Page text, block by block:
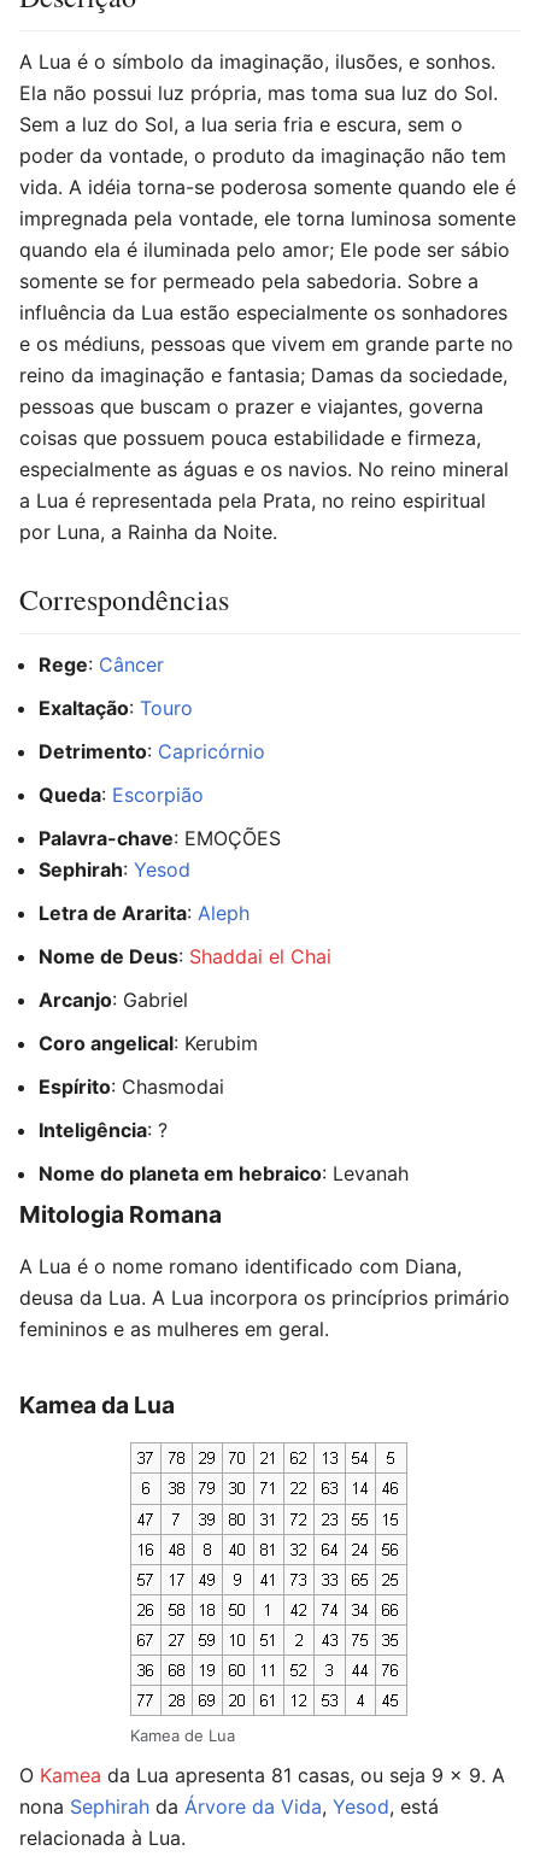
A Lua é o símbolo da imaginação, ilusões, e sonhos.
Ela não possui luz própria, mas toma sua luz do Sol.
Sem a luz do Sol, a lua seria fria e escura, sem o
poder da vontade, o produto da imaginação não tem
vida. A idéia torna-se poderosa somente quando ele é
impregnada pela vontade, ele torna luminosa somente
quando ela é iluminada pelo amor; Ele pode ser sábio
somente se for permeado pela sabedoria. Sobre a
influência da Lua estão especialmente os sonhadores
e os médiuns, pessoas que vivem em grande parte no
reino da imaginação e fantasia; Damas da sociedade,
pessoas que buscam o prazer e viajantes, governa
coisas que possuem pouca estabilidade e firmeza,
especialmente as águas e os navios. No reino mineral
a Lua é representada pela Prata, no reino espiritual
por Luna, a Rainha da Noite.
Correspondências
Rege: Câncer
Exaltação: Touro
Detrimento: Capricórnio
Queda: Escorpião
Palavra-chave: EMOÇÕES
Sephirah: Yesod
Letra de Ararita: Aleph
Nome de Deus: Shaddai el Chai
Arcanjo: Gabriel
Coro angelical: Kerubim
Espírito: Chasmodai
Inteligência: ?
Nome do planeta em hebraico: Levanah
Mitologia Romana
A Lua é o nome romano identificado com Diana,
deusa da Lua. A Lua incorpora os princíprios primário
femininos e as mulheres em geral.
Kamea da Lua
Kamea de Lua
O Kamea da Lua apresenta 81 casas, ou seja 9 x 9. A
nona Sephirah da Árvore da Vida, Yesod, está
relacionada à Lua.